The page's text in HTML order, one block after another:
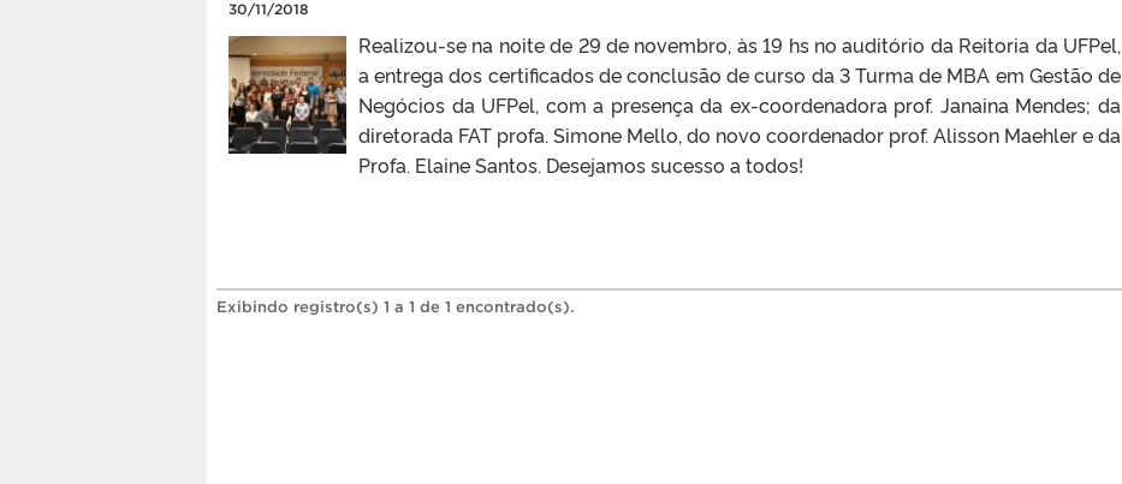
30/11/2018
Realizou-se na noite de 29 de novembro, às 19 hs no auditório da Reitoria da UFPel,
a entrega dos certificados de conclusão de curso da 3 Turma de MBA em Gestão de
Negócios da UFPel, com a presença da ex-coordenadora prof. Janaina Mendes; da
diretorada FAT profa. Simone Mello, do novo coordenador prof. Alisson Maehler e da
Profa. Elaine Santos. Desejamos sucesso a todos!
Exibindo registro(s) 1 a 1 de 1 encontrado(s).